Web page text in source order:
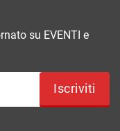
su EVENTI e
Iscriviti